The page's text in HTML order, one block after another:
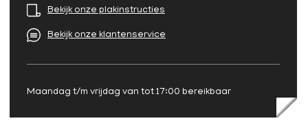
Bekijk onze plakinstructies
Bekijk onze klantenservice
Maandag t/m vrijdag van tot 17:00 bereikbaar